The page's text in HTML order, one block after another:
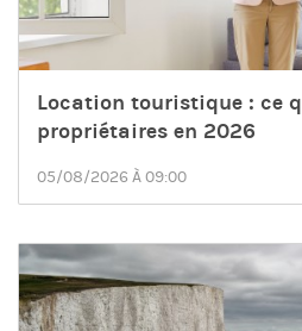
Location touristique : ce
propriétaires en 2026
05/08/2026 À 09:00